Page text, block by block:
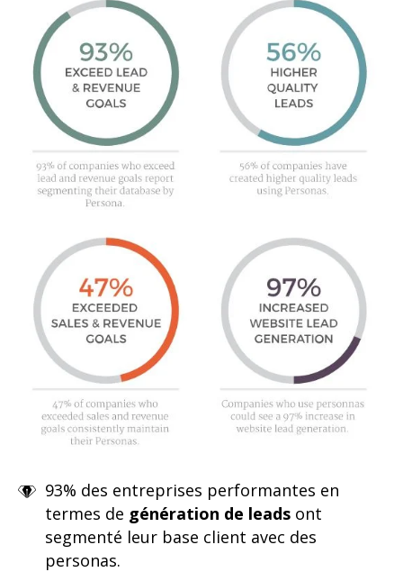
93% des entreprises performantes en
termes de génération de leads ont
segmenté leur base client avec des
personas.